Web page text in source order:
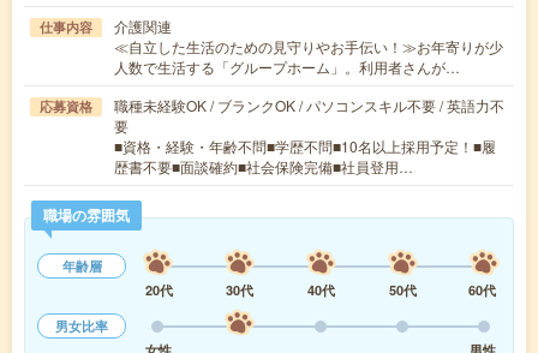
仕事内容
介護関連
≪自立した生活のための見守りやお手伝い！≫お年寄りが少
人数で生活する「グループホーム」。利用者さんが…
応募資格
職種未経験OK / ブランクOK / パソコンスキル不要 / 英語力不
要
■資格・経験・年齢不問■学歴不問■10名以上採用予定！■履
歴書不要■面談確約■社会保険完備■社員登用…
職場の雰囲気
年齢層
20代
30代 40代 50代
60代
男女比率